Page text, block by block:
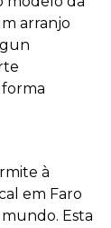
arranjo
à
em Faro
Esta